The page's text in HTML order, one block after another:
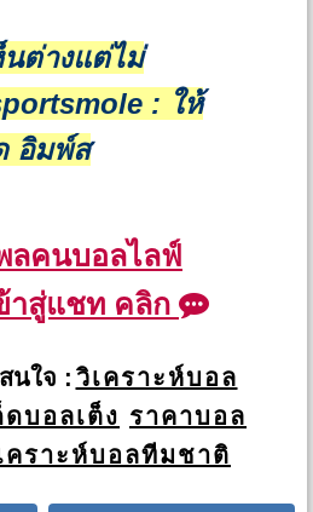
ต่างแต่ไม่
: ให้
อิมพ์ส
ลคนบอลไลฟ์
าสู่แชท คลิก
นใจ : วิเคราะห์บอล
ดบอลเต็ง ราคาบอล
คราะห์บอลทีมชาติ